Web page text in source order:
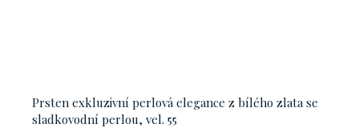
Prsten exkluzivní perlová elegance z bílého zlata se
sladkovodní perlou, vel. 55